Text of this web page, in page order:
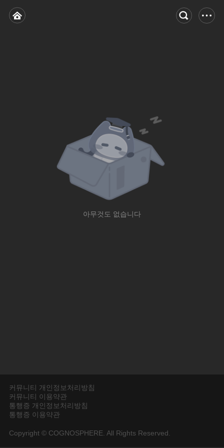
아무것도 없습니다
커뮤니티 개인정보처리방침
커뮤니티 이용약관
통행증 개인정보처리방침
통행증 이용약관
Copyright © COGNOSPHERE. All Rights Reserved.